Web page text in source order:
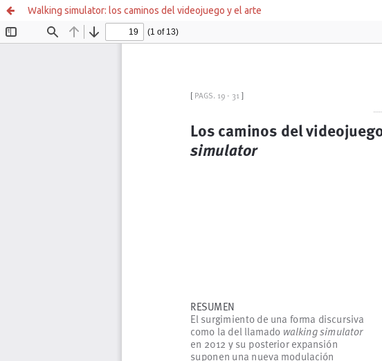
Walking simulator: los caminos del videojuego y el arte